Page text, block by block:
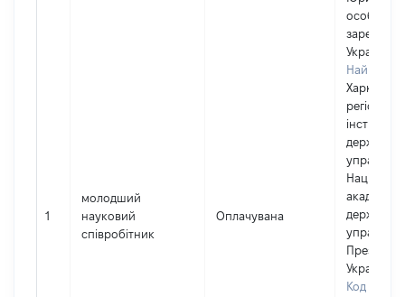
1
молодший
науковий
співробітник
Оплачувана
особа,
Україні
інститут
академії
України
Код в